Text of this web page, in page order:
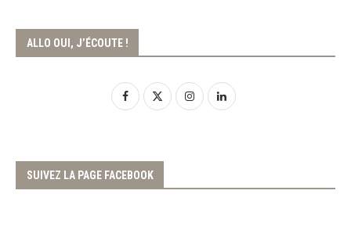
ALLO OUI, J’ÉCOUTE !
SUIVEZ LA PAGE FACEBOOK